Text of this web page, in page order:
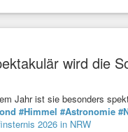
wird die
Jahr ist sie besonders
#Himmel #Astronomie
2026 in NRW